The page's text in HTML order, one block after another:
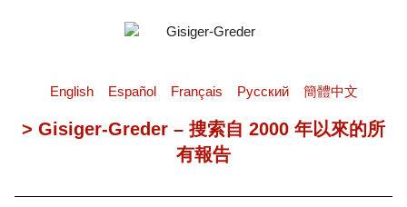
English Español Français Pусский 簡體中文
> Gisiger-Greder – 搜索自 2000 年以來的所
有報告